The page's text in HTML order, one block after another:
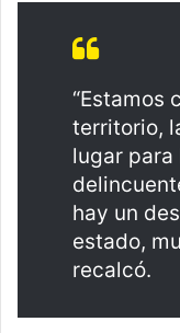
“Estamos
territorio,
lugar para
hay un
estado,
recalcó.